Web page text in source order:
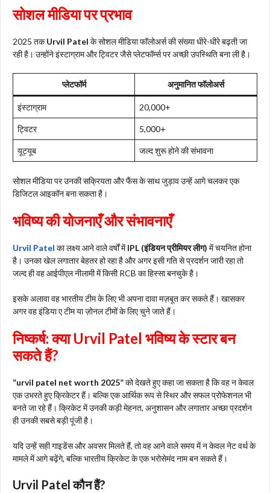
सोशल मीडिया पर प्रभाव
2025 तकUrvil Patel के सोशल मीडिया फॉलोअर्स की संख्या धीरे-धीरे बढ़ती जा
रही है। उन्होंने इंस्टाग्राम और ट्विटर जैसे प्लेटफॉर्म्स पर अच्छी उपस्थिति बना ली है।
प्लेटफॉर्म अनुमानित फॉलोअर्स
इंस्टाग्राम 20,000+
ट्विटर 5,000+
यूट्यूब जल्द शुरू होने की संभावना
सोशल मीडिया पर उनकी सक्रियता और फैंस के साथ जुड़ाव उन्हें आगे चलकर एक
डिजिटल आइकॉन बना सकता है।
भविष्य की योजनाएँ और संभावनाएँ
Urvil Patel का लक्ष्य आने वाले वर्षों मेंIPL (इंडियन प्रीमियर लीग) में चयनित होना
है। उनका खेल लगातार बेहतर हो रहा है और अगर इसी गति से प्रदर्शन जारी रहा तो
जल्द ही वह आईपीएल नीलामी में किसी RCB का हिस्सा बनचुके है।
इसके अलावा वह भारतीय टीम के लिए भी अपना दावा मज़बूत कर सकते हैं। खासकर
अगर वह इंडिया ए टीम या ज़ोनल टीमों के लिए चुने जाते हैं।
निष्कर्ष: क्याUrvil Patel भविष्य के स्टार बन
सकते हैं?
“urvil patel net worth 2025”को देखते हुए कहा जा सकता है कि वह न केवल
एक उभरते हुए क्रिकेटर हैं। बल्कि एक आर्थिक रूप से स्थिर और सफल प्रोफेशनल भी
बनते जा रहे हैं। क्रिकेट में उनकी कड़ी मेहनत, अनुशासन और लगातार अच्छा प्रदर्शन
ही उनकी सबसे बड़ी पूंजी है।
यदि उन्हें सही गाइडेंस और अवसर मिलते हैं, तो वह आने वाले समय में न केवल नेट वर्थ के
मामले में आगे बढ़ेंगे, बल्कि भारतीय क्रिकेट के एक भरोसेमंद नाम बन सकते हैं।
Urvil Patelकौन हैं?